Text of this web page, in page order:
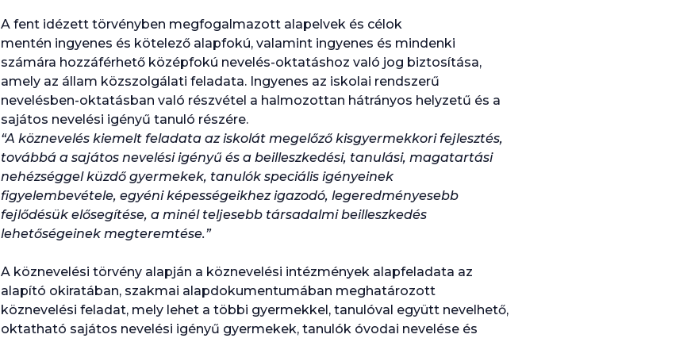
A fent idézett törvényben megfogalmazott alapelvek és célok
mentén ingyenes és kötelező alapfokú, valamint ingyenes és mindenki
számára hozzáférhető középfokú nevelés-oktatáshoz való jog biztosítása,
amely az állam közszolgálati feladata. Ingyenes az iskolai rendszerű
nevelésben-oktatásban való részvétel a halmozottan hátrányos helyzetű és a
sajátos nevelési igényű tanuló részére.
“A köznevelés kiemelt feladata az iskolát megelőző kisgyermekkori fejlesztés,
továbbá a sajátos nevelési igényű és a beilleszkedési, tanulási, magatartási
nehézséggel küzdő gyermekek, tanulók speciális igényeinek
figyelembevétele, egyéni képességeikhez igazodó, legeredményesebb
fejlődésük elősegítése, a minél teljesebb társadalmi beilleszkedés
lehetőségeinek megteremtése.”
A köznevelési törvény alapján a köznevelési intézmények alapfeladata az
alapító okiratában, szakmai alapdokumentumában meghatározott
köznevelési feladat, mely lehet a többi gyermekkel, tanulóval együtt nevelhető,
oktatható sajátos nevelési igényű gyermekek, tanulók óvodai nevelése és